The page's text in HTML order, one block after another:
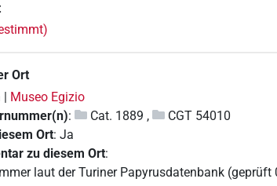
Ort
| Museo Egizio
: Cat. 1889 ,
CGT 54010
Ort:Ja
zu diesem Ort:
laut der Turiner Papyrusdatenbank (geprüft